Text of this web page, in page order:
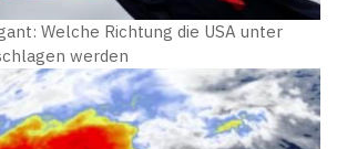
Welche Richtung die USA unter
werden